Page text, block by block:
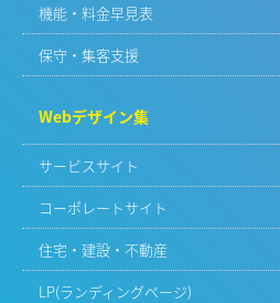
機能・料金早見表
保守・集客支援
Webデザイン集
サービスサイト
コーポレートサイト
住宅・建設・不動産
LP(ランディングページ)